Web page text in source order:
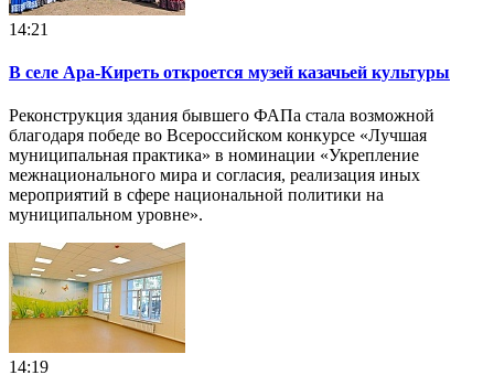
14:21
В селе Ара-Киреть откроется музей казачьей культуры
Реконструкция здания бывшего ФАПа стала возможной
благодаря победе во Всероссийском конкурсе «Лучшая
муниципальная практика» в номинации «Укрепление
межнационального мира и согласия, реализация иных
мероприятий в сфере национальной политики на
муниципальном уровне».
14:19